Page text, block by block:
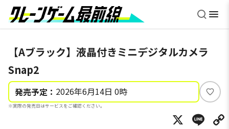
【Aブラック】液晶付きミニデジタルカメラ
Snap2
発売予定： 2026年6月14日 0時
※実際の発売日はサービスをご確認ください。
い
ね
X